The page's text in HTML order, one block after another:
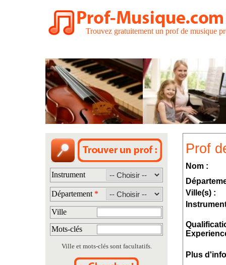
Trouvez gratuitement un prof de musique
Instrument
Département *
Ville
Mots-clés
Ville et mots-clés sont facultatifs.
Prof
Nom :
Ville(s) :
Plus